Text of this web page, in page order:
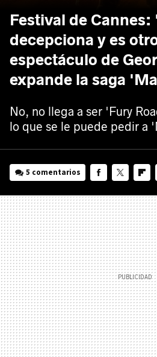
Festival de
decepciona y es
espectáculo de
expande la saga
No, no llega a ser 'Fury
lo que se le puede pedir a
5 comentarios